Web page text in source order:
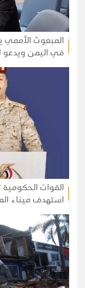
المبعوث
في اليمن ويدعو
القوات
استهدف ميناء